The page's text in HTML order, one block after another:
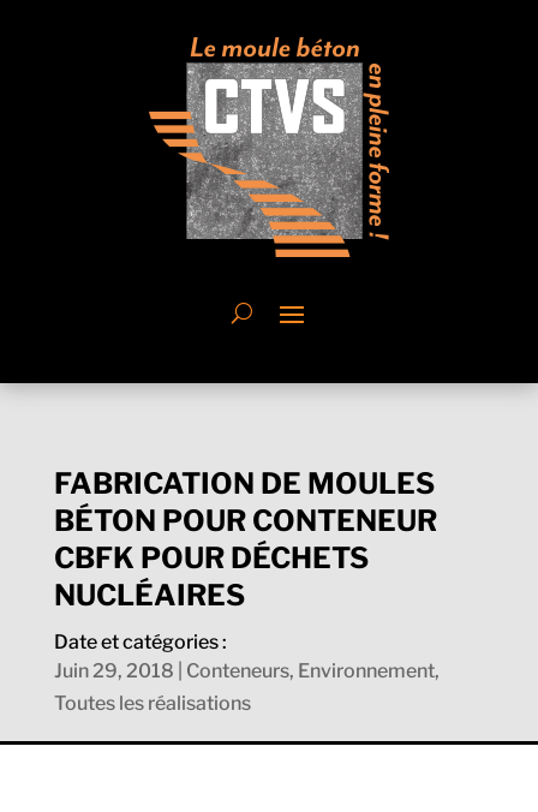
FABRICATION DE MOULES
BÉTON POUR CONTENEUR
CBFK POUR DÉCHETS
NUCLÉAIRES
Date et catégories :
Juin 29, 2018
Conteneurs, Environnement,
Toutes les réalisations